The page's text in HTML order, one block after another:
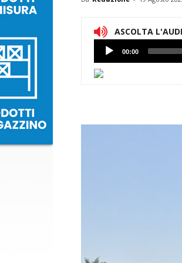
ASCOLTA
Lettore
Audio
00:00